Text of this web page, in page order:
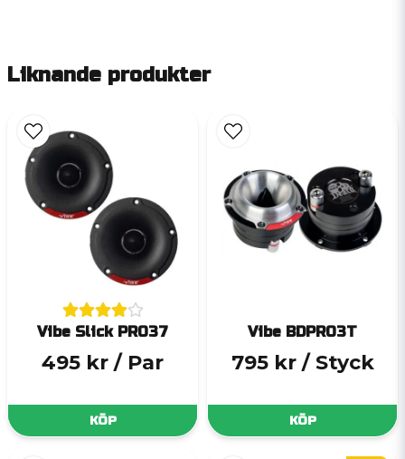
Liknande produkter
Vibe Slick PRO37
495 kr / Par
KÖP
Vibe BDPRO3T
795 kr / Styck
KÖP